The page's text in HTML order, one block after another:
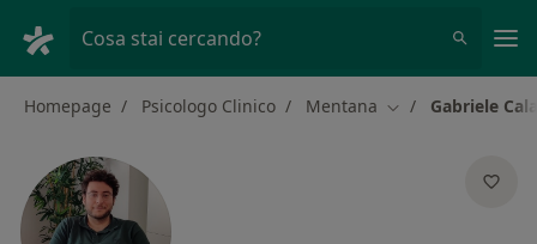
Cosa stai cercando?
Homepage Psicologo Clinico Mentana Cambia città
Gabriele